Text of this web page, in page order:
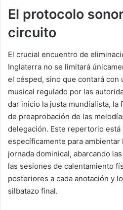
El protocolo
circuito
El crucial encuentro de
Inglaterra no se limitará
el césped, sino que contará
musical regulado por las
dar inicio la justa mundialista, la
de preaprobación de las
delegación. Este repertorio está
específicamente para
jornada dominical, abarcando
las sesiones de calentamiento
posteriores a cada anotación y
silbatazo final.